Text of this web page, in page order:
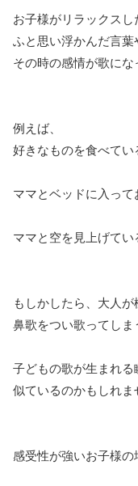
お子様がリラックスし
ふと思い浮かんだ言葉
その時の感情が歌にな
例えば、
好きなものを食べてい
ママとベッドに入って
ママと空を見上げてい
もしかしたら、大人
鼻歌をつい歌ってしま
子どもの歌が生まれる
似ているのかもしれま
感受性が強いお子様の